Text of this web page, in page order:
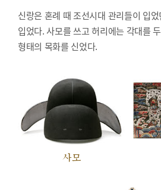
신랑은 혼례 때 조선시대 관리들이 입
입었다. 사모를 쓰고 허리에는 각대를
형태의 목화를 신었다.
사모